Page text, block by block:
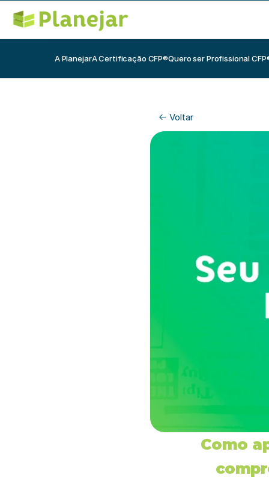
A PlanejarA Certificação CFP®Quero ser Profissional
<- Voltar
Como